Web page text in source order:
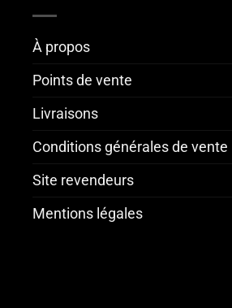
À propos
Points de vente
Livraisons
Conditions générales de vente
Site revendeurs
Mentions légales